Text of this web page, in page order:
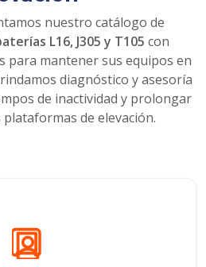
nuestro catálogo de
L16, J305 y T105 con
para mantener sus equipos en
diagnóstico y asesoría
de inactividad y prolongar
de elevación.